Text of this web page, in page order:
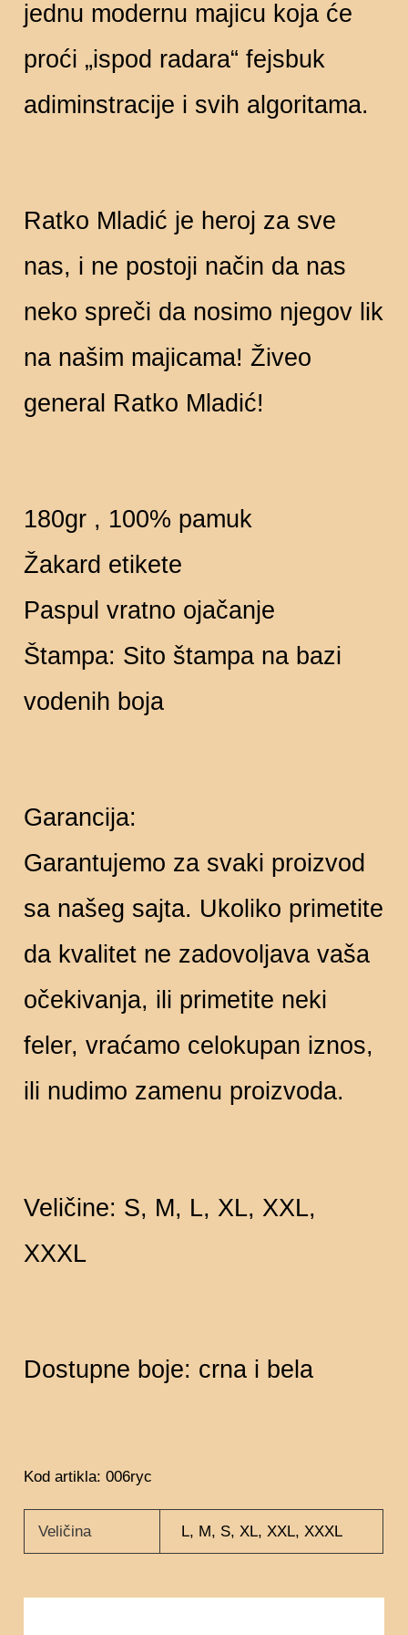
jednu modernu majicu koja će
proći „ispod radara“ fejsbuk
adiminstracije i svih algoritama.
Ratko Mladić je heroj za sve
nas, i ne postoji način da nas
neko spreči da nosimo njegov lik
na našim majicama! Živeo
general Ratko Mladić!
180gr , 100% pamuk
Žakard etikete
Paspul vratno ojačanje
Štampa: Sito štampa na bazi
vodenih boja
Garancija:
Garantujemo za svaki proizvod
sa našeg sajta. Ukoliko primetite
da kvalitet ne zadovoljava vaša
očekivanja, ili primetite neki
feler, vraćamo celokupan iznos,
ili nudimo zamenu proizvoda.
Veličine: S, M, L, XL, XXL,
XXXL
Dostupne boje: crna i bela
Kod artikla: 006ryc
Veličina L, M, S, XL, XXL, XXXL